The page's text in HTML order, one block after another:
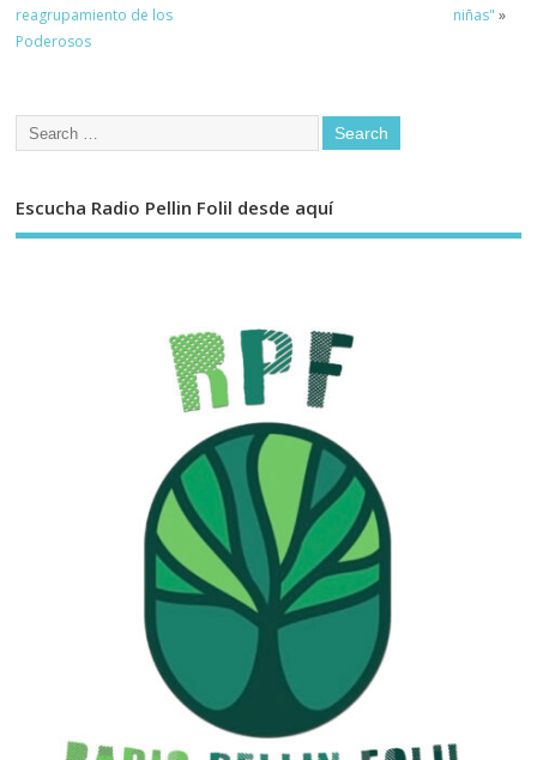
reagrupamiento de los
Poderosos
niñas" »
Escucha Radio Pellin Folil desde aquí